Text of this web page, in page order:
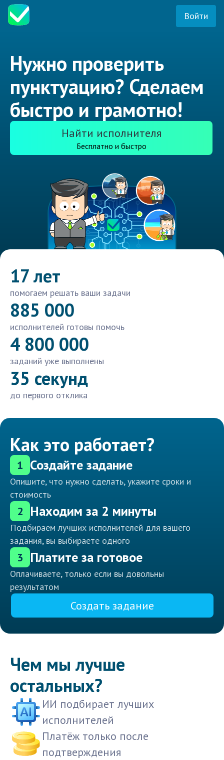
Войти
Нужно проверить
пунктуацию? Сделаем
быстро и грамотно!
Найти исполнителя
Бесплатно и быстро
17 лет
помогаем решать ваши задачи
885 000
исполнителей готовы помочь
4 800 000
заданий уже выполнены
35 секунд
до первого отклика
Как это работает?
1 Создайте задание
Опишите, что нужно сделать, укажите сроки и
стоимость
2 Находим за 2 минуты
Подбираем лучших исполнителей для вашего
задания, вы выбираете одного
3 Платите за готовое
Оплачиваете, только если вы довольны
результатом
Создать задание
Чем мы лучше
остальных?
ИИ подбирает лучших
исполнителей
Платёж только после
подтверждения